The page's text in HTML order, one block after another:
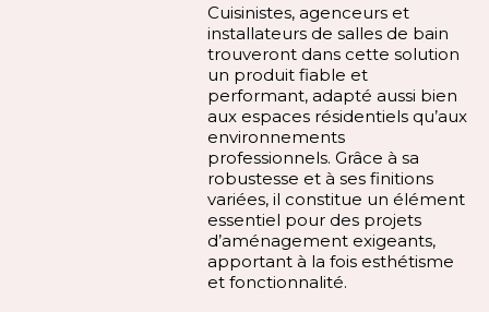
Cuisinistes, agenceurs et
installateurs de salles de bain
trouveront dans cette solution
un produit fiable et
performant, adapté aussi bien
aux espaces résidentiels qu’aux
environnements
professionnels. Grâce à sa
robustesse et à ses finitions
variées, il constitue un élément
essentiel pour des projets
d’aménagement exigeants,
apportant à la fois esthétisme
et fonctionnalité.